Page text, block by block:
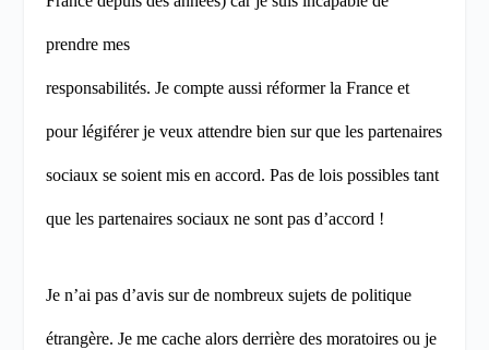
prendre mes
responsabilités. Je compte aussi réformer la France et
pour légiférer je veux attendre bien sur que les partenaires
sociaux se soient mis en accord. Pas de lois possibles tant
que les partenaires sociaux ne sont pas d’accord !
Je n’ai pas d’avis sur de nombreux sujets de politique
étrangère. Je me cache alors derrière des moratoires ou je